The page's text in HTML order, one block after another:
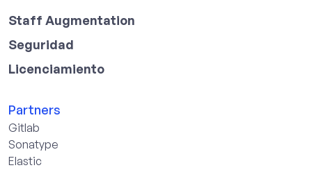
Staff Augmentation
Seguridad
Licenciamiento
Partners
Gitlab
Sonatype
Elastic